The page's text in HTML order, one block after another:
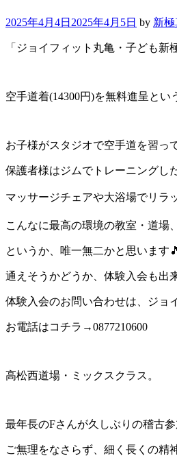
2025年4月4日 2025年4月5日 by 新
「ジョイフィット丸亀・子ども新
空手道着(14300円)を無料進呈と
お子様がスタジオで空手道を習っ
保護者様はジムでトレーニングし
マッサージチェアや大浴場でリラ
こんなに最高の環境の教室・道場
というか、唯一無二かと思います🎵
通えそうかどうか、体験入会も出
体験入会のお問い合わせは、ジョ
お電話はコチラ→0877210600
高松西道場・ミックスクラス。
最年長のFさんが久しぶりの稽古参
ご無理をなさらず、細く長くの精